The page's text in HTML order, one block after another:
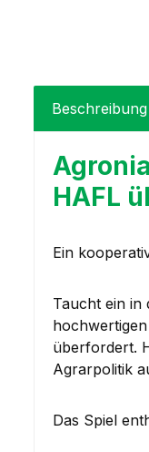
Beschreibung
HAFL
Ein
Taucht ein in
überfordert.
Agrarpolitik
Das Spiel